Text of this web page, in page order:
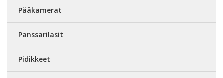
Pääkamerat
Panssarilasit
Pidikkeet